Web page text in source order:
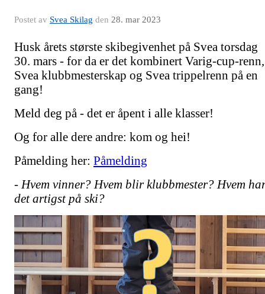
Postet av Svea Skilag den 28. mar 2023
Husk årets største skibegivenhet på Svea torsdag
30. mars - for da er det kombinert Varig-cup-renn,
Svea klubbmesterskap og Svea trippelrenn på en
gang!
Meld deg på - det er åpent i alle klasser!
Og for alle dere andre: kom og hei!
Påmelding her: Påmelding
- Hvem vinner? Hvem blir klubbmester? Hvem
det artigst på ski?